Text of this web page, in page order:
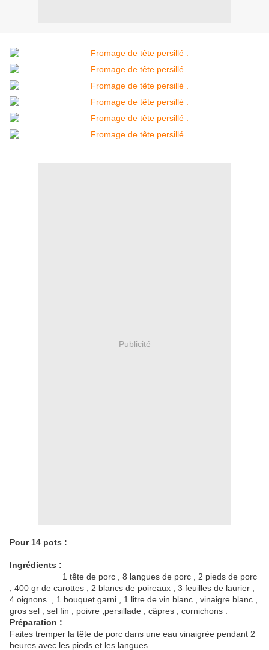
Publicité
Pour 14 pots :
Ingrédients :
1 tête de porc , 8 langues de porc , 2 pieds de porc
, 400 gr de carottes , 2 blancs de poireaux , 3 feuilles de laurier ,
4 oignons , 1 bouquet garni , 1 litre de vin blanc , vinaigre blanc ,
gros sel , sel fin , poivre ,persillade , câpres , cornichons .
Préparation :
Faites tremper la tête de porc dans une eau vinaigrée pendant 2
heures avec les pieds et les langues .